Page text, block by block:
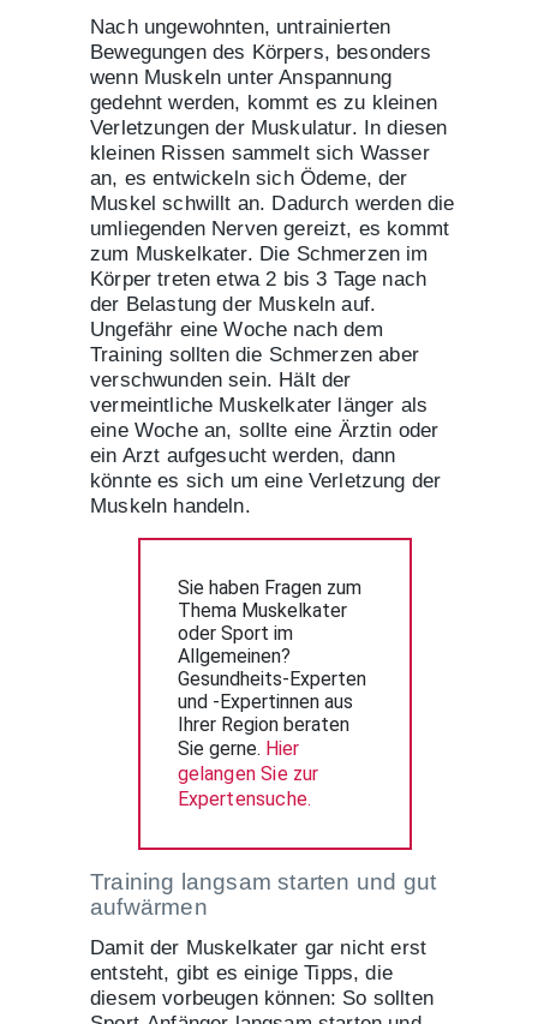
Nach ungewohnten, untrainierten
Bewegungen des Körpers, besonders
wenn Muskeln unter Anspannung
gedehnt werden, kommt es zu kleinen
Verletzungen der Muskulatur. In diesen
kleinen Rissen sammelt sich Wasser
an, es entwickeln sich Ödeme, der
Muskel schwillt an. Dadurch werden die
umliegenden Nerven gereizt, es kommt
zum Muskelkater. Die Schmerzen im
Körper treten etwa 2 bis 3 Tage nach
der Belastung der Muskeln auf.
Ungefähr eine Woche nach dem
Training sollten die Schmerzen aber
verschwunden sein. Hält der
vermeintliche Muskelkater länger als
eine Woche an, sollte eine Ärztin oder
ein Arzt aufgesucht werden, dann
könnte es sich um eine Verletzung der
Muskeln handeln.
Sie haben Fragen zum
Thema Muskelkater
oder Sport im
Allgemeinen?
Gesundheits-Experten
und -Expertinnen aus
Ihrer Region beraten
Sie gerne. Hier
gelangen Sie zur
Expertensuche.
Training langsam starten und gut
aufwärmen
Damit der Muskelkater gar nicht erst
entsteht, gibt es einige Tipps, die
diesem vorbeugen können: So sollten